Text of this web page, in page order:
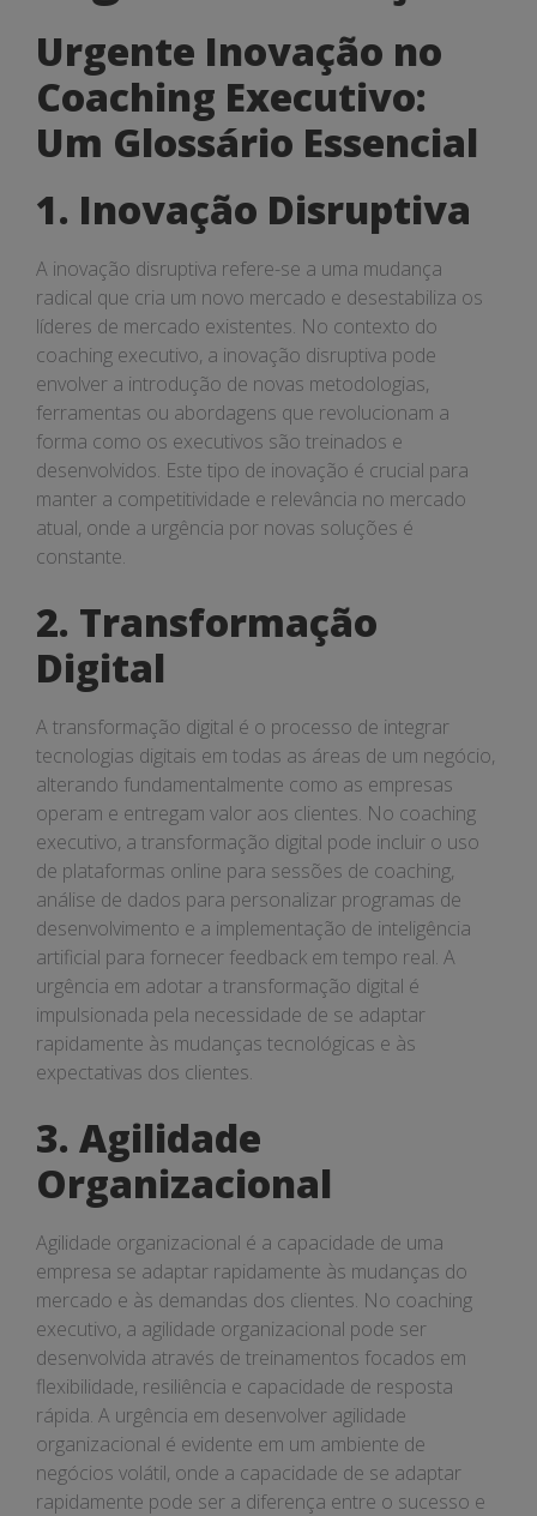
Urgente Inovação no
Coaching Executivo:
Um Glossário Essencial
1. Inovação Disruptiva
A inovação disruptiva refere-se a uma mudança
radical que cria um novo mercado e desestabiliza os
líderes de mercado existentes. No contexto do
coaching executivo, a inovação disruptiva pode
envolver a introdução de novas metodologias,
ferramentas ou abordagens que revolucionam a
forma como os executivos são treinados e
desenvolvidos. Este tipo de inovação é crucial para
manter a competitividade e relevância no mercado
atual, onde a urgência por novas soluções é
constante.
2. Transformação
Digital
A transformação digital é o processo de integrar
tecnologias digitais em todas as áreas de um negócio,
alterando fundamentalmente como as empresas
operam e entregam valor aos clientes. No coaching
executivo, a transformação digital pode incluir o uso
de plataformas online para sessões de coaching,
análise de dados para personalizar programas de
desenvolvimento e a implementação de inteligência
artificial para fornecer feedback em tempo real. A
urgência em adotar a transformação digital é
impulsionada pela necessidade de se adaptar
rapidamente às mudanças tecnológicas e às
expectativas dos clientes.
3. Agilidade
Organizacional
Agilidade organizacional é a capacidade de uma
empresa se adaptar rapidamente às mudanças do
mercado e às demandas dos clientes. No coaching
executivo, a agilidade organizacional pode ser
desenvolvida através de treinamentos focados em
flexibilidade, resiliência e capacidade de resposta
rápida. A urgência em desenvolver agilidade
organizacional é evidente em um ambiente de
negócios volátil, onde a capacidade de se adaptar
rapidamente pode ser a diferença entre o sucesso e